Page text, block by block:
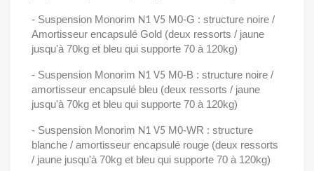
- Suspension Monorim N1 V5 M0-G : structure noire /
Amortisseur encapsulé Gold (deux ressorts / jaune
jusqu'à 70kg et bleu qui supporte 70 à 120kg)
- Suspension Monorim N1 V5 M0-B : structure noire /
amortisseur encapsulé bleu (deux ressorts / jaune
jusqu'à 70kg et bleu qui supporte 70 à 120kg)
- Suspension Monorim N1 V5 M0-WR : structure
blanche / amortisseur encapsulé rouge (deux ressorts
/ jaune jusqu'à 70kg et bleu qui supporte 70 à 120kg)